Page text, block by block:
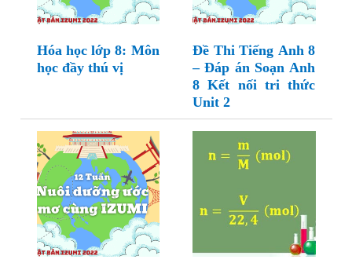
Hóa học lớp 8: Môn
học đầy thú vị
Đề Thi Tiếng Anh 8
– Đáp án Soạn Anh
8 Kết nối tri thức
Unit 2